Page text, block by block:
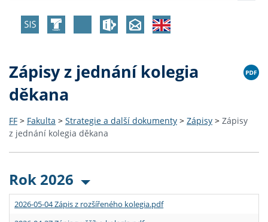
Zápisy z jednání kolegia
děkana
FF > Fakulta > Strategie a další dokumenty > Zápisy > Zápisy
z jednání kolegia děkana
Rok 2026
2026-05-04 Zápis z rozšířeného kolegia.pdf